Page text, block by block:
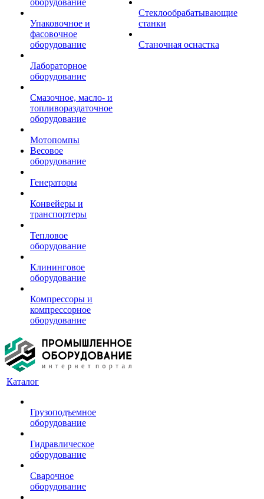
оборудование
Упаковочное и
фасовочное
оборудование
Лабораторное
оборудование
Смазочное, масло- и
топливораздаточное
оборудование
Мотопомпы
Весовое
оборудование
Генераторы
Конвейеры и
транспортеры
Тепловое
оборудование
Клининговое
оборудование
Компрессоры и
компрессорное
оборудование
Стеклообрабатывающие
станки
Станочная оснастка
Каталог
Грузоподъемное
оборудование
Гидравлическое
оборудование
Сварочное
оборудование